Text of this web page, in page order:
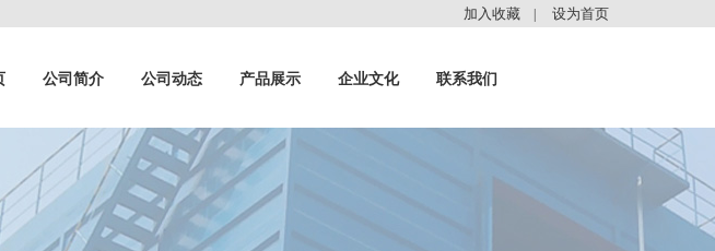
加入收藏 设为首页
公司简介 公司动态 产品展示 企业文化 联系我们